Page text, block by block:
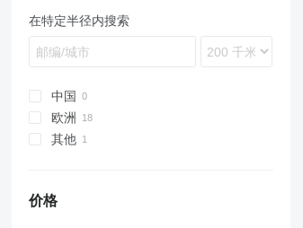
在特定半径内搜索
中国
欧洲
其他
价格